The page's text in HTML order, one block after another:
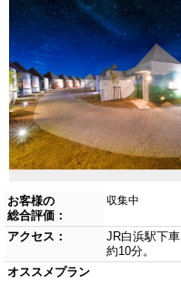
お客様の
総合評価：
収集中
アクセス：
JR白浜駅下
約10分。
オススメプラン